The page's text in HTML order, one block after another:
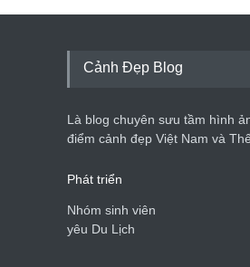
Cảnh Đẹp Blog
Là blog chuyên sưu tầm hình
điểm cảnh đẹp Việt Nam và
Phát triển
Nhóm sinh viên
yêu Du Lịch